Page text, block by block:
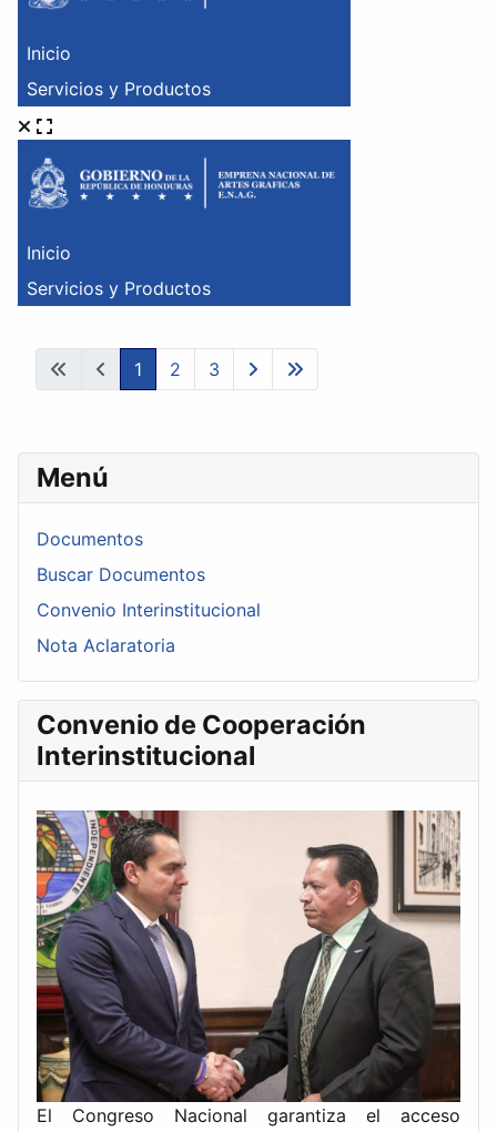
Menú
Documentos
Buscar Documentos
Convenio Interinstitucional
Nota Aclaratoria
Convenio de Cooperación
Interinstitucional
El Congreso Nacional garantiza el acceso
1 2 3